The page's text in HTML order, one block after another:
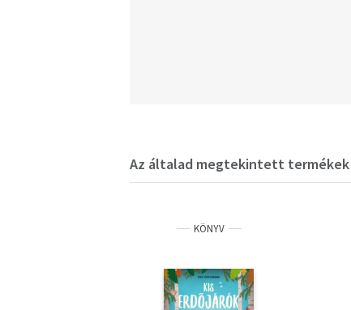
Az általad megtekintett termékek
KÖNYV